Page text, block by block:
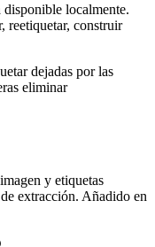
disponible localmente.
reetiquetar, construir
dejadas por las
eliminar
y etiquetas
extracción. Añadido en